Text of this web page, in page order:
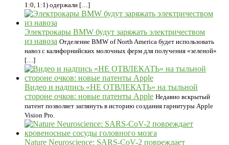
1:0, 1:1) одержали […]
Электрокары BMW будут заряжать электричеством
из навоза Отделение BMW of North America будет использовать
навоз с калифорнийских молочных ферм для получения «зеленой»
[…]
Видео и надпись «НЕ ОТВЛЕКАТЬ» на тыльной
стороне очков: новые патенты Apple Недавно вскрытый
патент позволяет заглянуть в историю создания гарнитуры Apple
Vision Pro.
Nature Neuroscience: SARS-CoV-2 повреждает